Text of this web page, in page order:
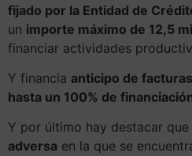
fijado por la Entidad de
un importe máximo de 12,5
financiar actividades
Y financia anticipo de
hasta un 100% de
Y por último hay destacar
adversa en la que se